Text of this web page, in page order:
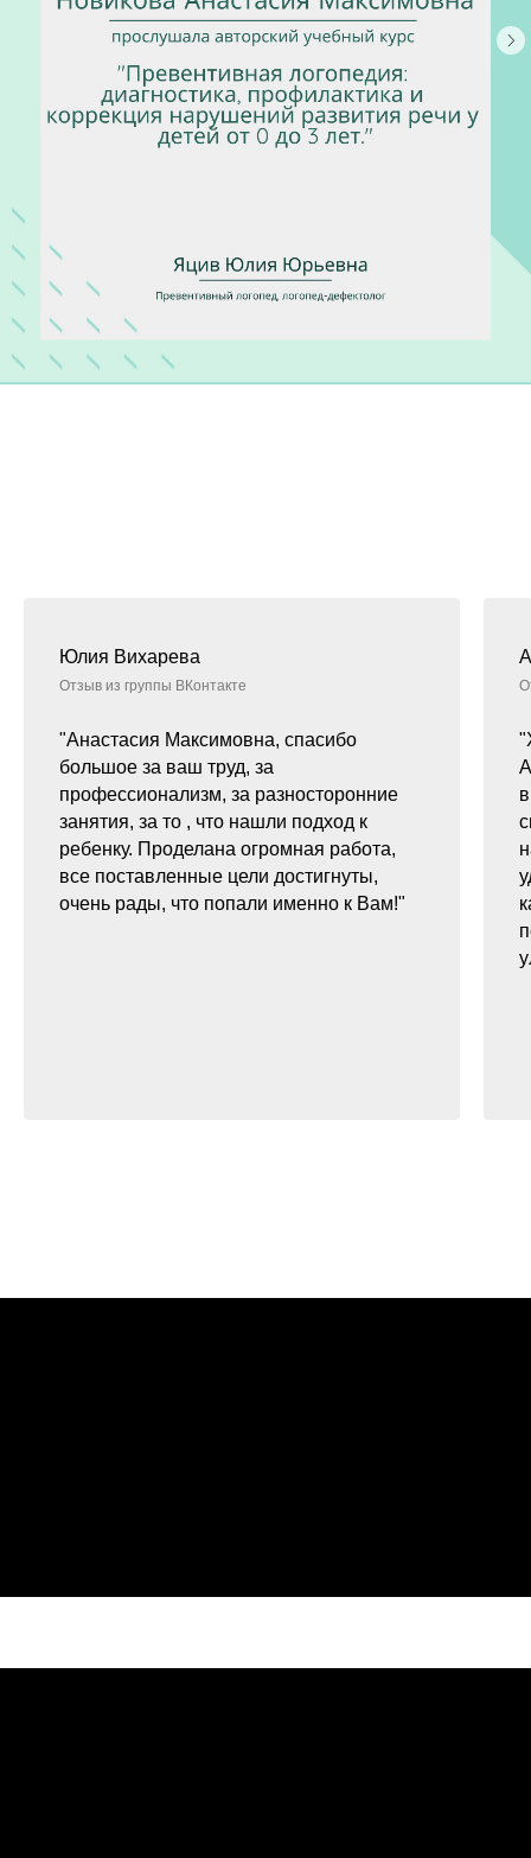
Юлия Вихарева
Отзыв из группы ВКонтакте
"Анастасия Максимовна, спасибо
большое за ваш труд, за
профессионализм, за разносторонние
занятия, за то , что нашли подход к
ребенку. Проделана огромная работа,
все поставленные цели достигнуты,
очень рады, что попали именно к Вам!"